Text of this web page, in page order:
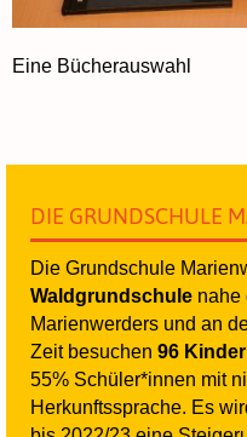
Eine Bücherauswahl
DIE GRUNDSCHULE
Die Grundschule
Waldgrundschule nahe
Marienwerders und an
Zeit besuchen 96 Kinder
55% Schüler*innen mit
Herkunftssprache. Es